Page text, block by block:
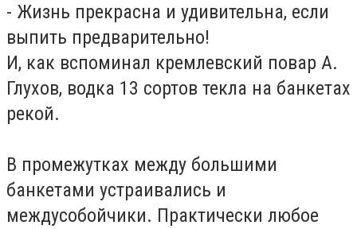
- Жизнь прекрасна и удивительна, если
выпить предварительно!
И, как вспоминал кремлевский повар А.
Глухов, водка 13 сортов текла на банкетах
рекой.
В промежутках между большими
банкетами устраивались и
междусобойчики. Практически любое